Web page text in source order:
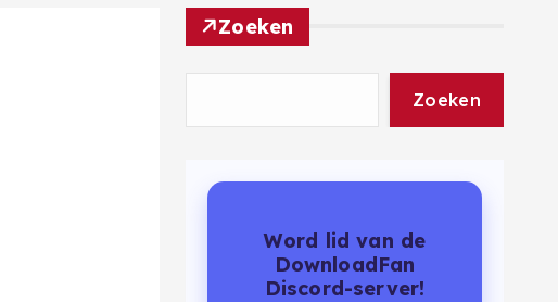
Zoeken
Zoeken
Word lid van de
DownloadFan
Discord-server!